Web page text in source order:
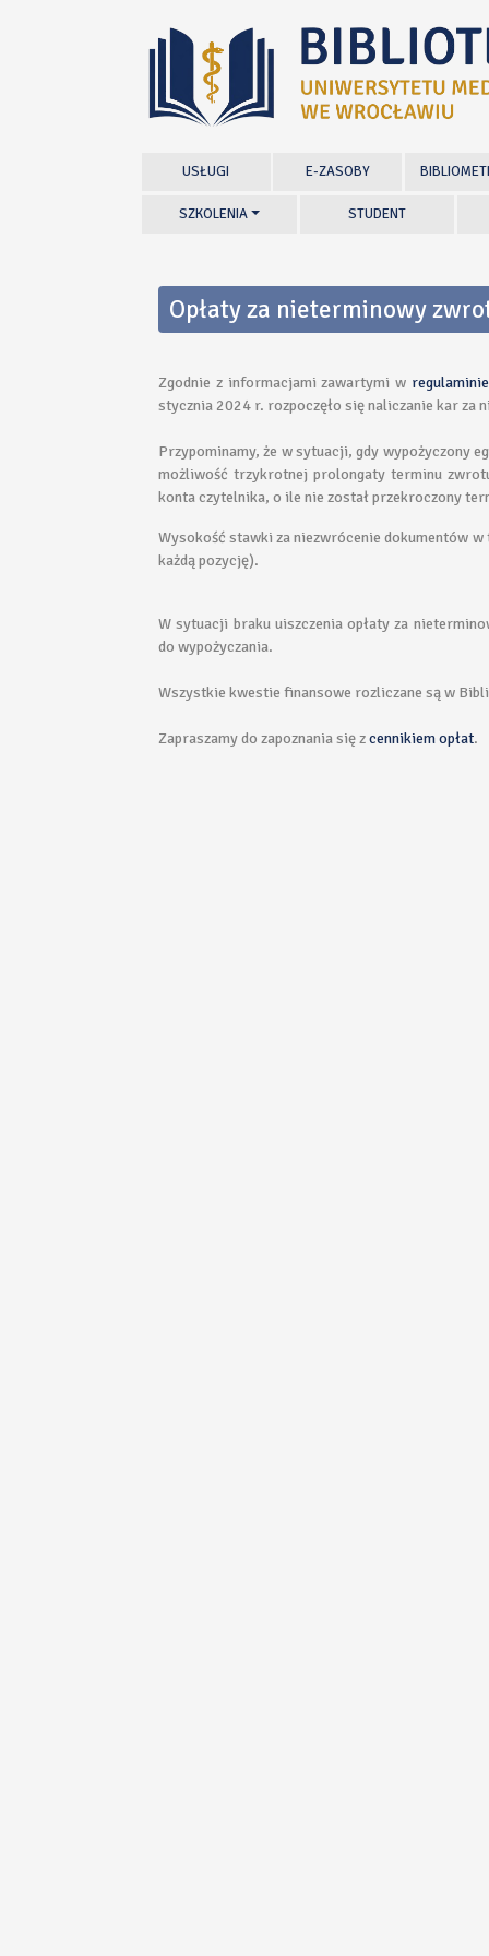
USŁUGI E-ZASOBY
SZKOLENIA STUDENT
Opłaty za nieterminowy
Zgodnie z informacjami zawartymi w
stycznia 2024 r. rozpoczęło się naliczanie kar za
Przypominamy, że w sytuacji, gdy wypożyczony
możliwość trzykrotnej prolongaty terminu
konta czytelnika, o ile nie został przekroczony
Wysokość stawki za niezwrócenie dokumentów
każdą pozycję).
W sytuacji braku uiszczenia opłaty za
do wypożyczania.
Wszystkie kwestie finansowe rozliczane są w
Zapraszamy do zapoznania się zcennikiem opłat.